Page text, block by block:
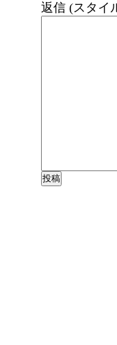
返信 (スタイ